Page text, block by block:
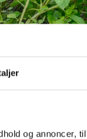
og annoncer,